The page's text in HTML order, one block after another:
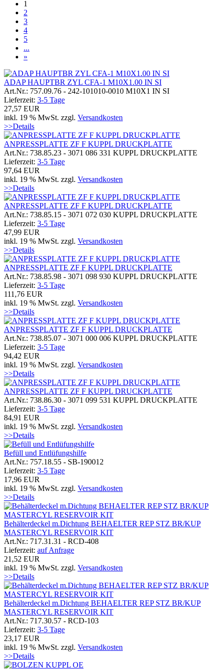
1
2
3
4
5
...
»
ADAP HAUPTBR ZYL CFA-1 M10X1.00 IN SI
Art.Nr.: 757.09.76 - 242-101010-0010 M10X1 IN SI
Lieferzeit: 3-5 Tage
27,57 EUR
inkl. 19 % MwSt. zzgl. Versandkosten
>>Details
ANPRESSPLATTE ZF F KUPPL DRUCKPLATTE
Art.Nr.: 738.85.23 - 3071 086 331 KUPPL DRUCKPLATTE
Lieferzeit: 3-5 Tage
97,64 EUR
inkl. 19 % MwSt. zzgl. Versandkosten
>>Details
ANPRESSPLATTE ZF F KUPPL DRUCKPLATTE
Art.Nr.: 738.85.15 - 3071 072 030 KUPPL DRUCKPLATTE
Lieferzeit: 3-5 Tage
47,99 EUR
inkl. 19 % MwSt. zzgl. Versandkosten
>>Details
ANPRESSPLATTE ZF F KUPPL DRUCKPLATTE
Art.Nr.: 738.85.98 - 3071 098 930 KUPPL DRUCKPLATTE
Lieferzeit: 3-5 Tage
111,76 EUR
inkl. 19 % MwSt. zzgl. Versandkosten
>>Details
ANPRESSPLATTE ZF F KUPPL DRUCKPLATTE
Art.Nr.: 738.85.07 - 3071 000 006 KUPPL DRUCKPLATTE
Lieferzeit: 3-5 Tage
94,42 EUR
inkl. 19 % MwSt. zzgl. Versandkosten
>>Details
ANPRESSPLATTE ZF F KUPPL DRUCKPLATTE
Art.Nr.: 738.86.30 - 3071 099 531 KUPPL DRUCKPLATTE
Lieferzeit: 3-5 Tage
84,91 EUR
inkl. 19 % MwSt. zzgl. Versandkosten
>>Details
Befüll und Entlüfungshilfe
Art.Nr.: 757.18.55 - SB-190012
Lieferzeit: 3-5 Tage
17,96 EUR
inkl. 19 % MwSt. zzgl. Versandkosten
>>Details
Behälterdeckel m.Dichtung BEHAELTER REP STZ BR/KUP
MASTERCYL RESERVOIR KIT
Art.Nr.: 717.31.31 - RCD-408
Lieferzeit: auf Anfrage
21,52 EUR
inkl. 19 % MwSt. zzgl. Versandkosten
>>Details
Behälterdeckel m.Dichtung BEHAELTER REP STZ BR/KUP
MASTERCYL RESERVOIR KIT
Art.Nr.: 717.30.57 - RCD-103
Lieferzeit: 3-5 Tage
23,17 EUR
inkl. 19 % MwSt. zzgl. Versandkosten
>>Details